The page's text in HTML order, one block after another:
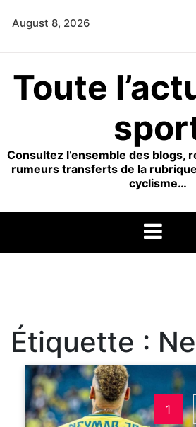
August 8, 2026
Toute
Consultez l’ensemble des blogs,
rumeurs transferts de la
cyclisme…
Étiquette :
1